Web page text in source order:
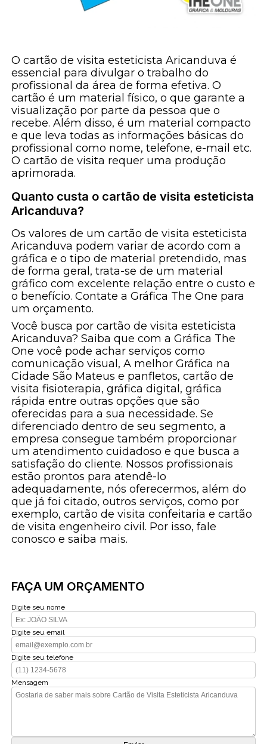
O cartão de visita esteticista Aricanduva é
essencial para divulgar o trabalho do
profissional da área de forma efetiva. O
cartão é um material físico, o que garante a
visualização por parte da pessoa que o
recebe. Além disso, é um material compacto
e que leva todas as informações básicas do
profissional como nome, telefone, e-mail etc.
O cartão de visita requer uma produção
aprimorada.
Quanto custa o cartão de visita esteticista
Aricanduva?
Os valores de um cartão de visita esteticista
Aricanduva podem variar de acordo com a
gráfica e o tipo de material pretendido, mas
de forma geral, trata-se de um material
gráfico com excelente relação entre o custo e
o benefício. Contate a Gráfica The One para
um orçamento.
Você busca por cartão de visita esteticista
Aricanduva? Saiba que com a Gráfica The
One você pode achar serviços como
comunicação visual, A melhor Gráfica na
Cidade São Mateus e panfletos, cartão de
visita fisioterapia, gráfica digital, gráfica
rápida entre outras opções que são
oferecidas para a sua necessidade. Se
diferenciado dentro de seu segmento, a
empresa consegue também proporcionar
um atendimento cuidadoso e que busca a
satisfação do cliente. Nossos profissionais
estão prontos para atendê-lo
adequadamente, nós oferecermos, além do
que já foi citado, outros serviços, como por
exemplo, cartão de visita confeitaria e cartão
de visita engenheiro civil. Por isso, fale
conosco e saiba mais.
FAÇA UM ORÇAMENTO
Digite seu nome
Digite seu email
Digite seu telefone
Mensagem